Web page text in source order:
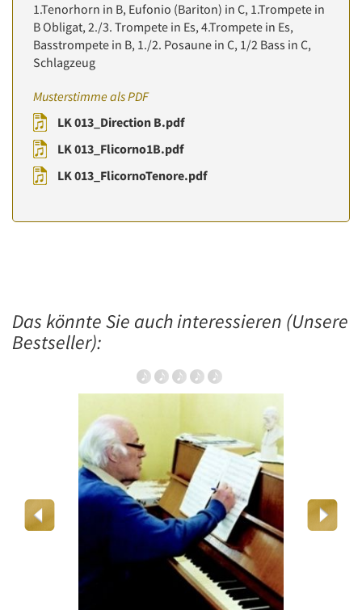
1.Tenorhorn in B, Eufonio (Bariton) in C, 1.Trompete in
B Obligat, 2./3. Trompete in Es, 4.Trompete in Es,
Basstrompete in B, 1./2. Posaune in C, 1/2 Bass in C,
Schlagzeug
Musterstimme als PDF
LK 013_Direction B.pdf
LK 013_Flicorno1B.pdf
LK 013_FlicornoTenore.pdf
Das könnte Sie auch interessieren (Unsere
Bestseller):